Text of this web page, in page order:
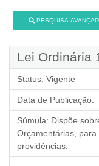
PESQUISA
Lei Ordinária
Status: Vigente
Data de Publicação:
Súmula: Dispõe
Orçamentárias,
providências.